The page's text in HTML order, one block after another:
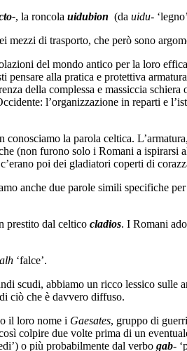
, la roncola uidubion (da uidu-
mezzi di trasporto, che però sono
del mondo antico per la loro
alla pratica e protettiva
della complessa e massiccia
l’organizzazione in reparti e
la parola celtica.
(non furono solo i Romani a
poi dei gladiatori coperti di
anche due parole simili specifiche
prestito dal celtico cladios. I Romani
‘falce’.
scudi, abbiamo un ricco lessico sulle
ciò che è davvero diffuso.
il loro nome i Gaesates, gruppo di
colpire due volte prima di un
o più probabilmente dal verbo gab-